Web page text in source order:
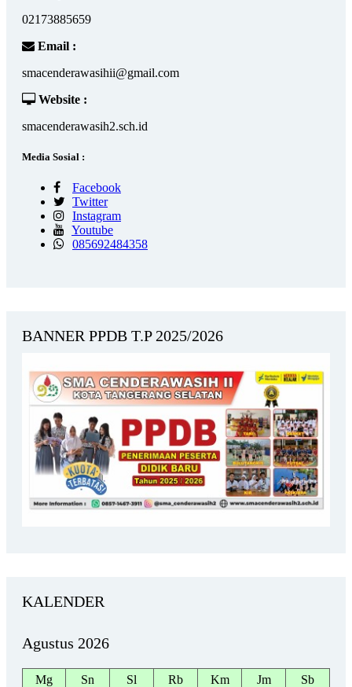
02173885659
Email :
smacenderawasihii@gmail.com
Website :
smacenderawasih2.sch.id
Media Sosial :
Facebook
Twitter
Instagram
Youtube
085692484358
BANNER PPDB T.P 2025/2026
KALENDER
Agustus 2026
Mg Sn Sl Rb Km Jm Sb